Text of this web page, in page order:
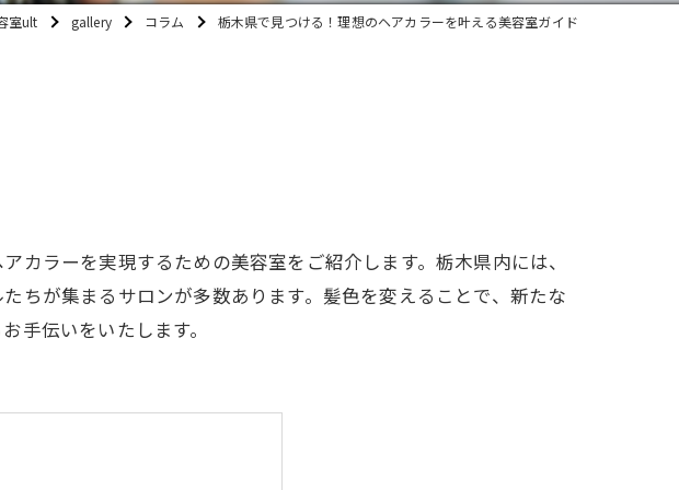
室ult gallery コラム 栃木県で見つける！理想のヘアカラーを叶える美容室ガイド
ラーを実現するための美容室をご紹介します。栃木県内には、
ちが集まるサロンが多数あります。髪色を変えることで、新たな
手伝いをいたします。